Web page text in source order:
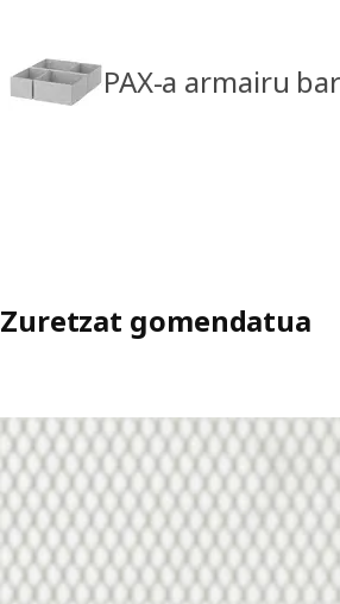
PAX-a armairu
Zuretzat gomendatua